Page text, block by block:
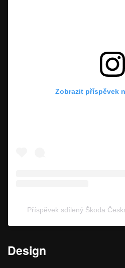
Zobrazit příspěvek
Příspěvek sdílený Škoda
Design